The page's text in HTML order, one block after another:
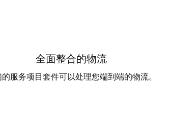
全面整合的物流
服务项目套件可以处理您端到端的物流。